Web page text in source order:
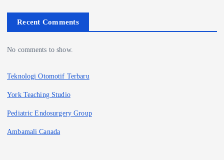
Recent Comments
No comments to show.
Teknologi Otomotif Terbaru
York Teaching Studio
Pediatric Endosurgery Group
Ambamali Canada